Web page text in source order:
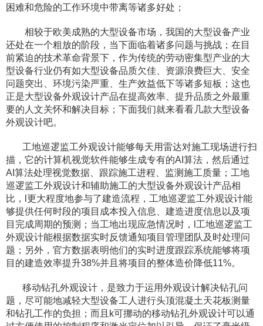
困难和危险的工作环境中带离等诸多好处；
​ ​相较于欧美成熟的大型设备市场，我国的大型设备产业
还处在一个粗放的阶段，当下面临着诸多问题与挑战；在目
前紧迫的技术革命背景下，作为传统的劳动密集型产业的大
型设备行业仍有如大型设备品质欠佳、资源浪费巨大、安全
问题突出、环境污染严重、生产效益低下等诸多短板；这也
正是大型设备外观设计产品在提高效率、提升品质之外最重
要的人文关怀和解决目标；下面我们就来看看几款大型设备
外观设计吧。
​ 工地巡逻监工外观设计能够每天用雷达对施工现场进行扫
描，它的计算机视觉软件能够生成专有的AI算法，然后通过
AI算法处理视觉数据、跟踪施工进程、监测施工质量；工地
巡逻监工外观设计和辅助施工的大型设备外观设计产品相
比，l更大程度地参与了建造流程，工地巡逻监工外观设计能
够提供任何时段的项目成本投入信息、建造进度信息以及项
目完成周期的预测；当工地出现应急情况时，l工地巡逻监工
外观设计能根据数据实时反馈通知项目管理团队及时处理问
题；另外，官方数据表明他们的实时进度跟踪系统能够将项
目的建造效率提升38%并且将项目的整体造价降低11%。
​ 移动钻孔外观设计，是致力于运用外观设计解决钻孔问
题，尽可能地减轻大型设备工人进行头顶混凝土天花板测量
和钻孔工作的负担；而且k可挪动的移动钻孔外观设计可以通